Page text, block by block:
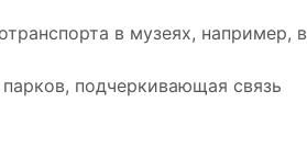
в музеях, например, в
подчеркивающая связь